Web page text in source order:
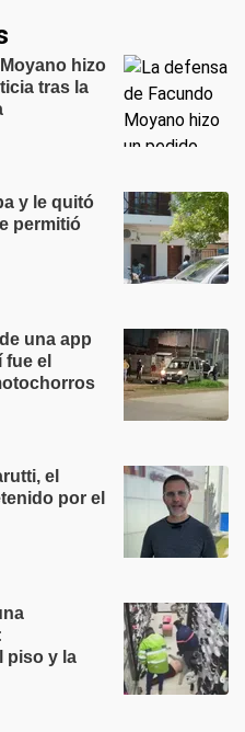
hizo
tras la
y le quitó
permitió
una app
el
el
por el
piso y la